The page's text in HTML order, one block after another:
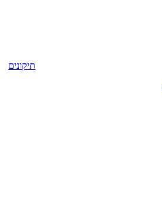
תיקונים